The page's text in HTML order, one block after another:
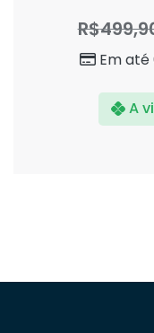
R$
Em até
A